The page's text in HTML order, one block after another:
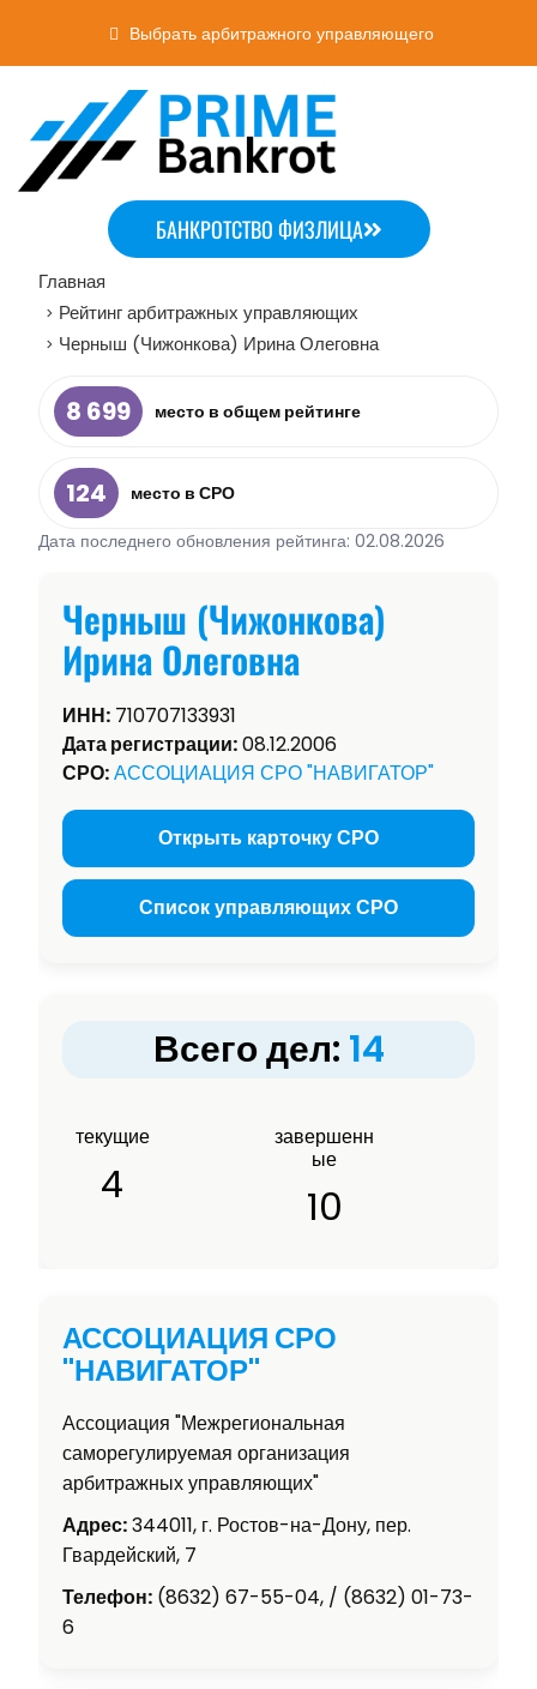
Выбрать арбитражного управляющего
БАНКРОТСТВО ФИЗЛИЦА
Главная
> Рейтинг арбитражных управляющих
> Черныш (Чижонкова) Ирина Олеговна
8 699 место в общем рейтинге
124
место в СРО
Дата последнего обновления рейтинга: 02.08.2026
Черныш (Чижонкова)
Ирина Олеговна
ИНН: 710707133931
Дата регистрации:08.12.2006
СРО:АССОЦИАЦИЯ СРО "НАВИГАТОР"
Открыть карточку СРО
Список управляющих СРО
Всего дел: 14
текущие
4
завершенн
ые
10
АССОЦИАЦИЯ СРО
"НАВИГАТОР"
Ассоциация "Межрегиональная
саморегулируемая организация
арбитражных управляющих"
Адрес:344011, г. Ростов-на-Дону, пер.
Гвардейский, 7
Телефон: (8632) 67-55-04, / (8632) 01-73-
6